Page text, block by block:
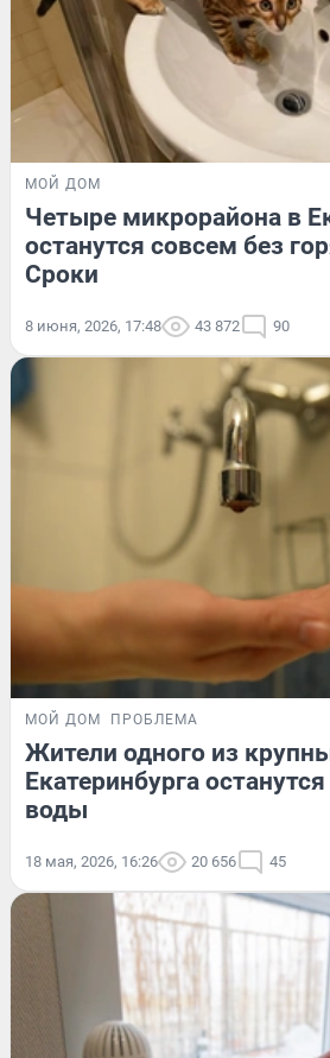
МОЙ ДОМ
Четыре микрорайона в
останутся совсем без
Сроки
8 июня, 2026, 17:48 43 872 90
МОЙ ДОМ ПРОБЛЕМА
Жители одного из
Екатеринбурга
воды
18 мая, 2026, 16:26 20 656 45